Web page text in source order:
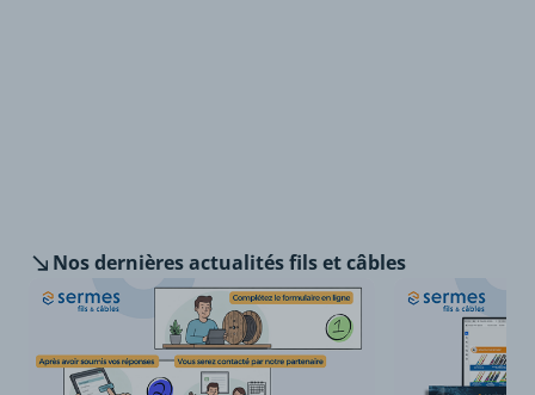
Nos dernièresactualités fils et câbles